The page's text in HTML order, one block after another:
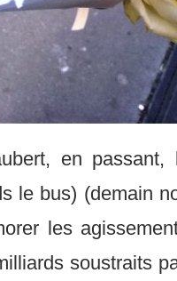
en
le bus) (demain
les
soustraits